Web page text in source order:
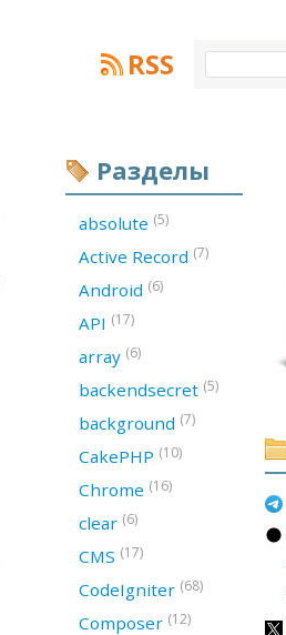
RSS
Разделы
absolute (5)
Active Record (7)
Android (6)
API (17)
array (6)
backendsecret (5)
background (7)
CakePHP (10)
Chrome (16)
clear (6)
CMS (17)
CodeIgniter (68)
Composer (12)